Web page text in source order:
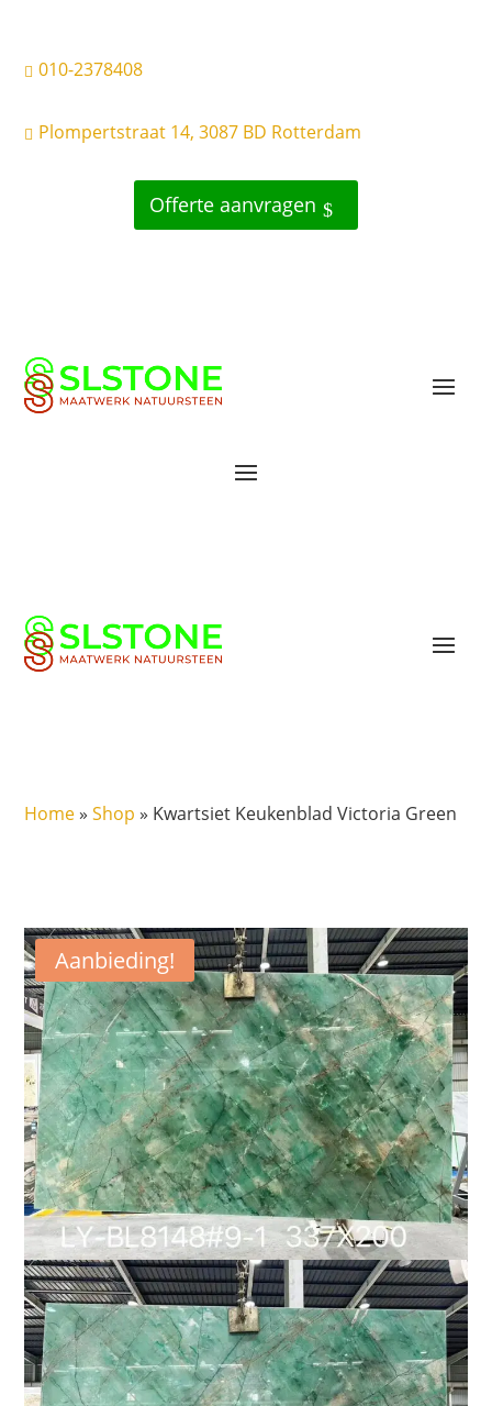
 010-2378408
 Plompertstraat 14, 3087 BD Rotterdam
Offerte aanvragen
Home»Shop » Kwartsiet Keukenblad Victoria Green
Aanbieding!